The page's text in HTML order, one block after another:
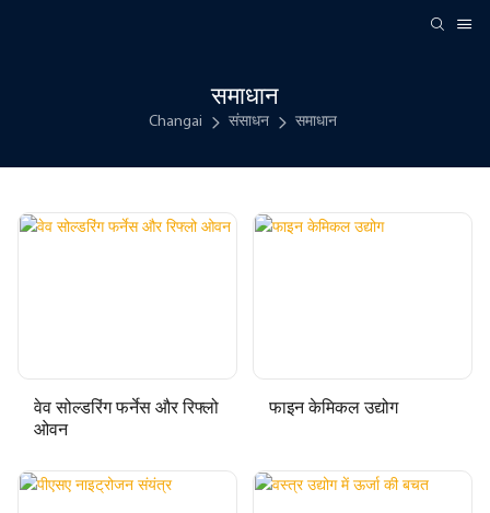
समाधान
Changai संसाधन समाधान
वेव सोल्डरिंग फर्नेस और रिफ्लो
ओवन
फाइन केमिकल उद्योग